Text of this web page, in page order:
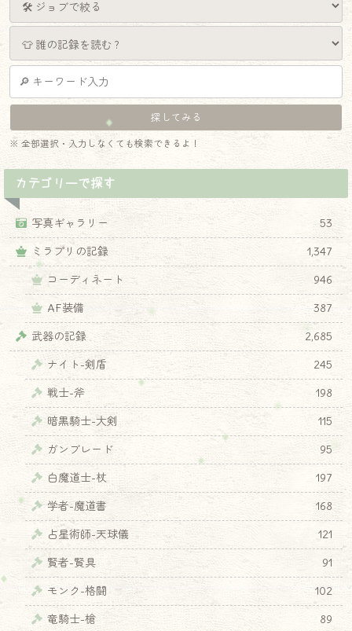
※ 全部選択・入力しなくても検索できるよ！
カテゴリーで探す
写真ギャラリー
53
ミラプリの記録
1,347
コーディネート
946
AF装備
387
武器の記録
2,685
ナイト-剣盾
245
戦士-斧
198
暗黒騎士-大剣
115
ガンブレード
95
白魔道士-杖
197
学者-魔道書
168
占星術師-天球儀
121
賢者-賢具
91
モンク-格闘
102
竜騎士-槍
89